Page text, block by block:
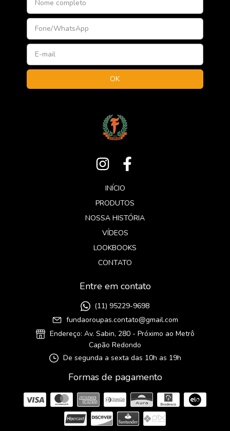
INÍCIO
PRODUTOS
NOSSA HISTÓRIA
VÍDEOS
LOOKBOOKS
CONTATO
Entre em contato
(11) 95229-9698
fundaoroupas.contato@gmail.com
Endereço: Av. Sabin, 280 - Próximo ao Metrô
Capão Redondo
De segunda a sexta das 10h as 19h
Formas de pagamento